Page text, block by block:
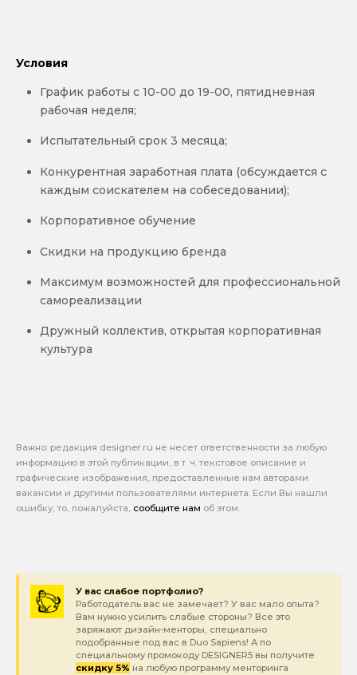
Условия
График работы с 10-00 до 19-00, пятидневная
рабочая неделя;
Испытательный срок 3 месяца;
Конкурентная заработная плата (обсуждается с
каждым соискателем на собеседовании);
Корпоративное обучение
Скидки на продукцию бренда
Максимум возможностей для профессиональной
самореализации
Дружный коллектив, открытая корпоративная
культура
Важно: pедакция designer.ru не несет ответственности за любую
информацию в этой публикации, в т. ч. текстовое описание и
графические изображения, предоставленные нам авторами
вакансии и другими пользователями интернета. Если Вы нашли
ошибку, то, пожалуйста, сообщите нам об этом.
У вас слабое портфолио?
Работодатель вас не замечает? У вас мало опыта?
Вам нужно усилить слабые стороны? Все это
заряжают дизайн-менторы, специально
подобранные под вас в Duo Sapiens! А по
специальному промокоду DESIGNER5 вы получите
скидку 5% на любую программу менторинга